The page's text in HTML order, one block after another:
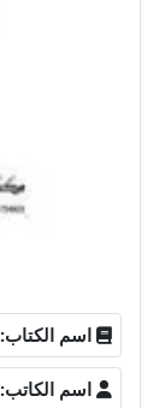
اسم الكتاب:
اسم الكاتب: